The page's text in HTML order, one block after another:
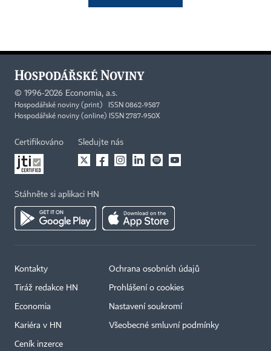
© 1996-2026 Economia, a.s.
Hospodářské noviny (print) ISSN 0862-9587
Hospodářské noviny (online) ISSN 2787-950X
Certifikováno Sledujte nás
Stáhněte si aplikaci HN
Kontakty
Tiráž redakce HN
Economia
Kariéra v HN
Ceník inzerce
Ochrana osobních údajů
Prohlášení o cookies
Nastavení soukromí
Všeobecné smluvní podmínky